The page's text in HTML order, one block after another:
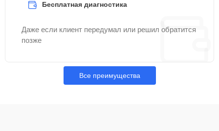
Бесплатная диагностика
Даже если клиент передумал или решил обратится
позже
Все преимущества